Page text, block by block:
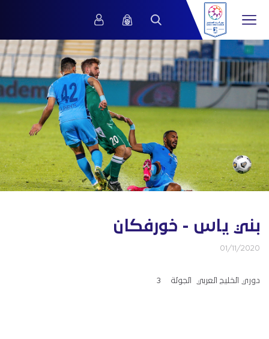
بني ياس - خورفكان
01/11/2020
دوري الخليج العربي الجولة 3